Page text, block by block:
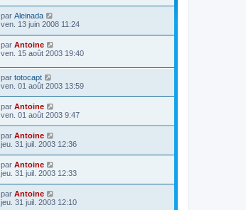
par Aleinada
ven. 13 juin 2008 11:24
par Antoine
ven. 15 août 2003 19:40
par totocapt
ven. 01 août 2003 13:59
par Antoine
ven. 01 août 2003 9:47
par Antoine
jeu. 31 juil. 2003 12:36
par Antoine
jeu. 31 juil. 2003 12:33
par Antoine
jeu. 31 juil. 2003 12:10